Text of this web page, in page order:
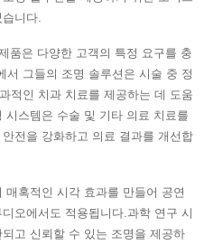
니다.
품은 다양한 고객의 특정 요구를 충
서 그들의 조명 솔루션은 시술 중 정
적인 치과 치료를 제공하는 데 도움
스템은 수술 및 기타 의료 치료를
전을 강화하고 의료 결과를 개선합
혹적인 시각 효과를 만들어 공연
오에서도 적용됩니다.과학 연구 시
고 신뢰할 수 있는 조명을 제공하